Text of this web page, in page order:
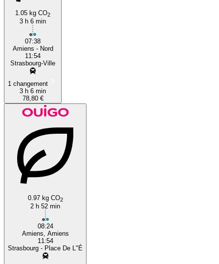
1.05 kg CO2
3 h 6 min
07:38
Amiens - Nord
11:54
Strasbourg-Ville
1 changement
3 h 6 min
78,80 €
0.97 kg CO2
2 h 52 min
08:24
Amiens, Amiens
11:54
Strasbourg - Place De L"É